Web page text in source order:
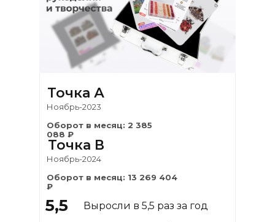
Выросли в 5,5 раз за год
5,5
Ноябрь-2024
Оборот в месяц: 13 269 404
₽
Ноябрь-2023
Оборот в месяц: 2 385
088 ₽
Точка В
Точка А